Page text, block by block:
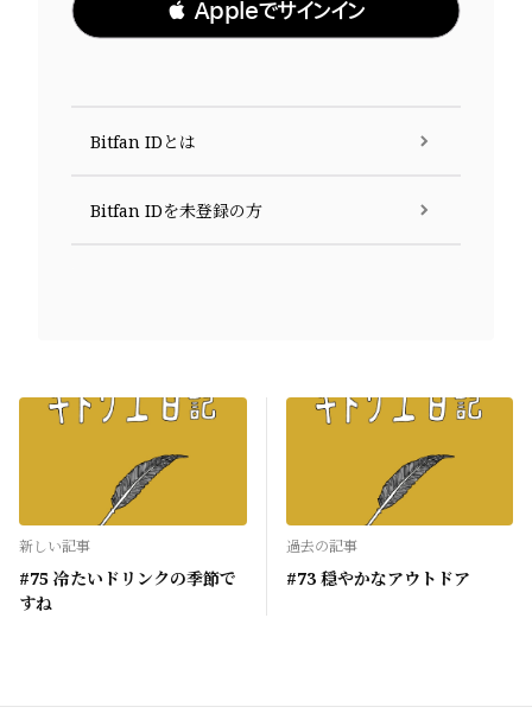
 Appleでサインイン
Bitfan IDとは
Bitfan IDを未登録の方
新しい記事
#75 冷たいドリンクの季節で
すね
過去の記事
#73 穏やかなアウトドア